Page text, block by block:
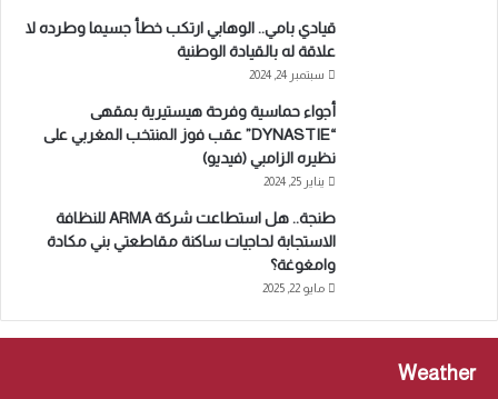
قيادي بامي.. الوهابي ارتكب خطأ جسيما وطرده لا
علاقة له بالقيادة الوطنية
سبتمبر 24, 2024
أجواء حماسية وفرحة هيستيرية بمقهى
“DYNASTIE” عقب فوز المنتخب المغربي على
نظيره الزامبي (فيديو)
يناير 25, 2024
طنجة.. هل استطاعت شركة ARMA للنظافة
الاستجابة لحاجيات ساكنة مقاطعتي بني مكادة
وامغوغة؟
مايو 22, 2025
Weather